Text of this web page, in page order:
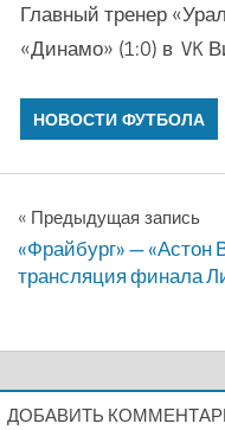
Главный тренер
«Динамо» (1:0) в VK
НОВОСТИ ФУТБОЛА
Навигация
по
Предыдущая запись
«Фрайбург» — «Астон
трансляция финала
ДОБАВИТЬ